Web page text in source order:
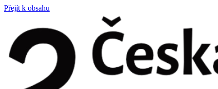
Přejít k obsahu